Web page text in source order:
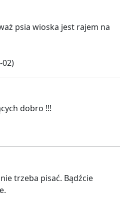
psia wioska jest rajem na
02)
dobro !!!
trzeba pisać. Bądźcie